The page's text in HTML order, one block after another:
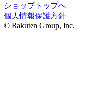
ショップトップへ
個人情報保護方針
© Rakuten Group, Inc.